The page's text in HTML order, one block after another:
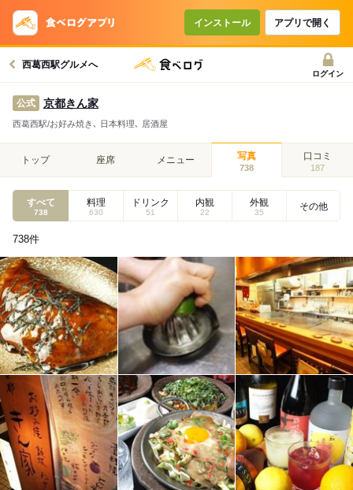
インストール アプリで開く
西葛西駅グルメへ
ログイン
公式 京都きん家
西葛西駅/お好み焼き､ 日本料理､ 居酒屋
トップ 座席 メニュー 写真
738
口コミ
187
すべて
738
料理
630
ドリンク
51
内観
22
外観
35
その他
738件